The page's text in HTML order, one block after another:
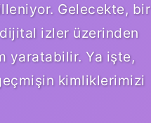
Gelecekte, bir
izler üzerinden
yaratabilir. Ya işte,
kimliklerimizi